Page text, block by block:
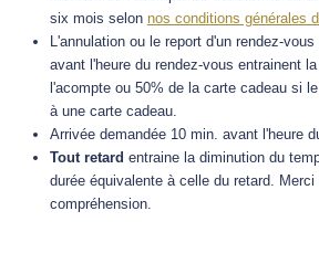
six mois selon nos conditions générales
L'annulation ou le report d'un rendez-
avant l'heure du rendez-vous entrainent
l'acompte ou 50% de la carte cadeau si
à une carte cadeau.
Arrivée demandée 10 min. avant l'heure
Tout retard entraine la diminution du
durée équivalente à celle du retard. Merci
compréhension.